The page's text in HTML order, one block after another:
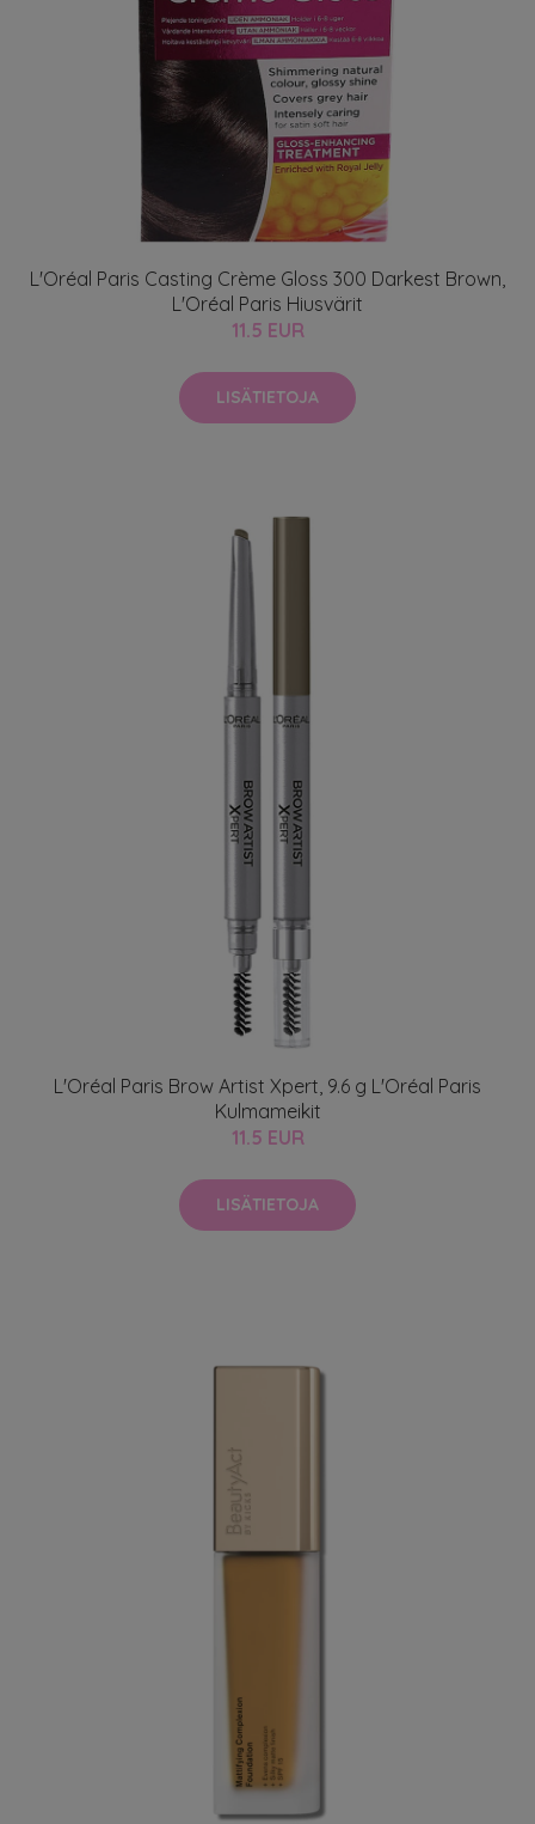
L'Oréal Paris Casting Crème Gloss 300 Darkest Brown,
L'Oréal Paris Hiusvärit
11.5 EUR
LISÄTIETOJA
L'Oréal Paris Brow Artist Xpert, 9.6 g L'Oréal Paris
Kulmameikit
11.5 EUR
LISÄTIETOJA